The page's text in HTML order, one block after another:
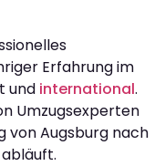
Erfahrung im
und international.
Umzugsexperten
von Augsburg nach